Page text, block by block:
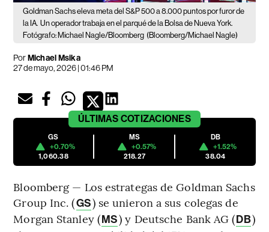
Goldman Sachs eleva meta del S&P 500 a 8.000 puntos por furor de
la IA. Un operador trabaja en el parqué de la Bolsa de Nueva York.
Fotógrafo: Michael Nagle/Bloomberg (Bloomberg/Michael Nagle)
PorMichael Msika
27 de mayo, 2026 | 01:46 PM
ÚLTIMAS COTIZACIONES
GS
+0.70%
1,060.38
MS
+0.57%
218.27
DB
+1.52%
38.04
Bloomberg — Los estrategas de Goldman Sachs
Group Inc. (GS) se unieron a sus colegas de
Morgan Stanley (MS) y Deutsche Bank AG (DB)